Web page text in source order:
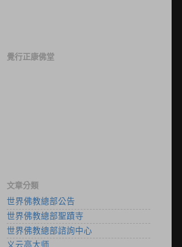
覺行正康佛堂
文章分類
世界佛教總部公告
世界佛教總部聖蹟寺
世界佛教總部諮詢中心